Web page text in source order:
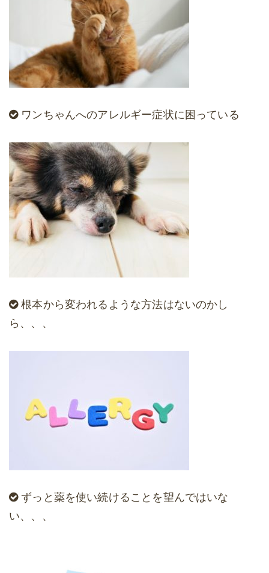
ワンちゃんへのアレルギー症状に困っている
根本から変われるような方法はないのかし
ら、、、
ずっと薬を使い続けることを望んではいな
い、、、